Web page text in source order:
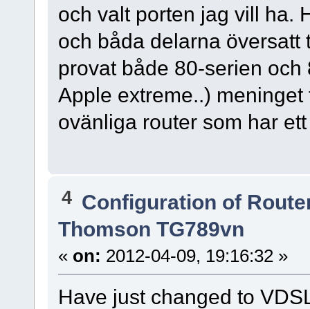
och valt porten jag vill ha.
och båda delarna
provat både 80-serien
Apple extreme..)
ovänliga router som har
4 Configuration of
Thomson TG789vn
« on: 2012-04-09, 19:16:32 »
Have just changed to